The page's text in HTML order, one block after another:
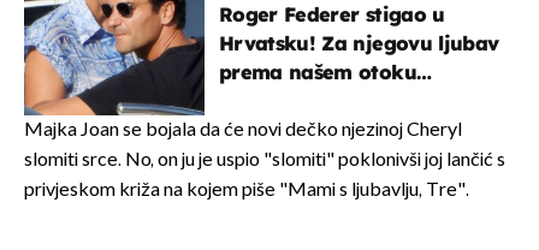
Roger Federer stigao u
Hrvatsku! Za njegovu ljubav
prema našem otoku
Hrvat
Majka Joan se bojala da će novi dečko njezinoj Cheryl
slomiti srce. No, on ju je uspio "slomiti" poklonivši joj lančić s
privjeskom križa na kojem piše "Mami s ljubavlju, Tre".